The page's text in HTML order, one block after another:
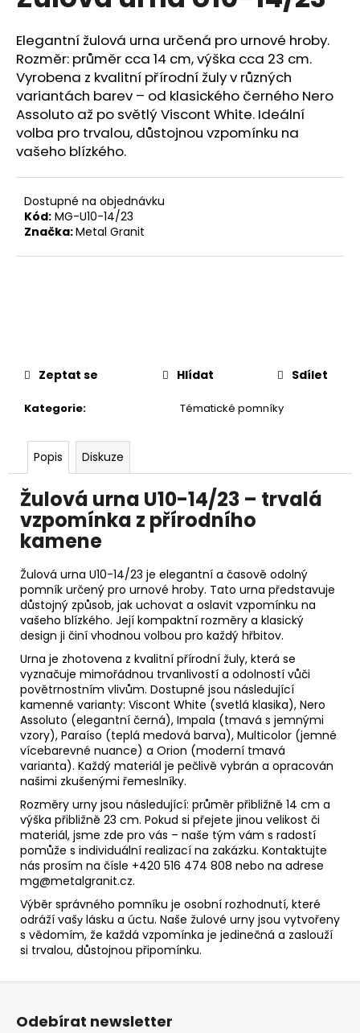
z
5
hvězdiček.
Elegantní žulová urna určená pro urnové hroby.
Rozměr: průměr cca 14 cm, výška cca 23 cm.
Vyrobena z kvalitní přírodní žuly v různých
variantách barev – od klasického černého Nero
Assoluto až po světlý Viscont White. Ideální
volba pro trvalou, důstojnou vzpomínku na
vašeho blízkého.
Dostupné na objednávku
Kód: MG-U10-14/23
Značka:Metal Granit
Kategorie: Tématické pomníky
Zeptat se Hlídat Sdílet
Popis Diskuze
Žulová urna U10-14/23 – trvalá
vzpomínka z přírodního
kamene
Žulová urna U10-14/23 je elegantní a časově odolný
pomník určený pro urnové hroby. Tato urna představuje
důstojný způsob, jak uchovat a oslavit vzpomínku na
vašeho blízkého. Její kompaktní rozměry a klasický
design ji činí vhodnou volbou pro každý hřbitov.
Urna je zhotovena z kvalitní přírodní žuly, která se
vyznačuje mimořádnou trvanlivostí a odolností vůči
povětrnostním vlivům. Dostupné jsou následující
kamenné varianty: Viscont White (svetlá klasika), Nero
Assoluto (elegantní černá), Impala (tmavá s jemnými
vzory), Paraíso (teplá medová barva), Multicolor (jemné
vícebarevné nuance) a Orion (moderní tmavá
varianta). Každý materiál je pečlivě vybrán a opracován
našimi zkušenými řemeslníky.
Rozměry urny jsou následující: průměr přibližně 14 cm a
výška přibližně 23 cm. Pokud si přejete jinou velikost či
materiál, jsme zde pro vás – naše tým vám s radostí
pomůže s individuální realizací na zakázku. Kontaktujte
nás prosím na čísle +420 516 474 808 nebo na adrese
mg@metalgranit.cz.
Výběr správného pomníku je osobní rozhodnutí, které
odráží vašу lásku a úctu. Naše žulové urny jsou vytvořeny
s vědomím, že každá vzpomínka je jedinečná a zaslouží
si trvalou, důstojnou připomínku.
j
í
t
?
D
u
e
Odebírat newsletter